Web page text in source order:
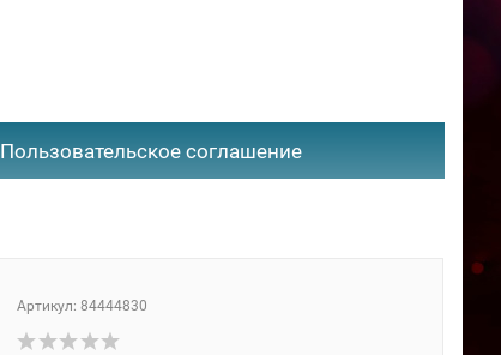
​Пользовательское соглашение
Артикул: 84444830